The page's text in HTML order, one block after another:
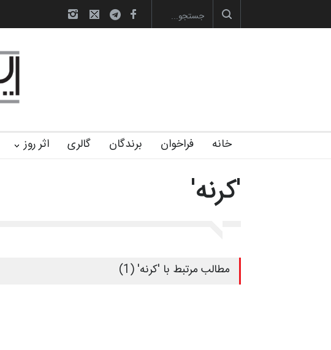
رویداد کارگاهی کارتون و پوستر «ایران سربلند»…
خانه فراخوان برندگان گالری اثر روز
'کرنه'
مطالب مرتبط با 'کرنه' (1)